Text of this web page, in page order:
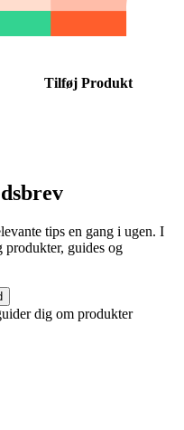
Tilføj Produkt
tips en gang i ugen. I
guides og